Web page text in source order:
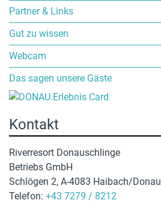
Partner & Links
Gut zu wissen
Webcam
Das sagen unsere Gäste
Kontakt
Riverresort Donauschlinge
Betriebs GmbH
Schlögen 2, A-4083 Haibach/Donau
Telefon: +43 7279 / 8212